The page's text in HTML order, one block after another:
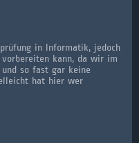
in Informatik, jedoch
kann, da wir im
so fast gar keine
hat hier wer